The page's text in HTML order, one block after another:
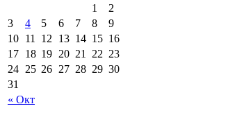
« Окт
1
2
3
4 5 6 7 8
9
10 11 12 13 14 15 16
17 18 19 20 21 22 23
24 25 26 27 28 29 30
31